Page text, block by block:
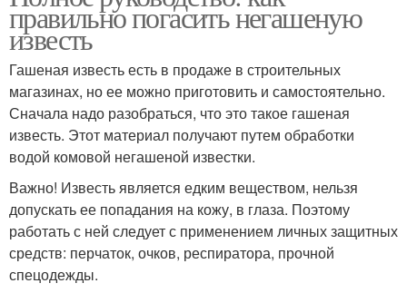
правильно погасить негашеную
известь
Гашеная известь есть в продаже в строительных
магазинах, но ее можно приготовить и самостоятельно.
Сначала надо разобраться, что это такое гашеная
известь. Этот материал получают путем обработки
водой комовой негашеной известки.
Важно! Известь является едким веществом, нельзя
допускать ее попадания на кожу, в глаза. Поэтому
работать с ней следует с применением личных защитных
средств: перчаток, очков, респиратора, прочной
спецодежды.